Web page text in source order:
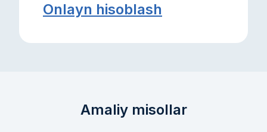
Onlayn hisoblash
Amaliy misollar